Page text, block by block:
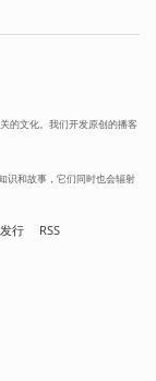
的文化。我们开发原创的播客
识和故事，它们同时也会辐射
行 RSS